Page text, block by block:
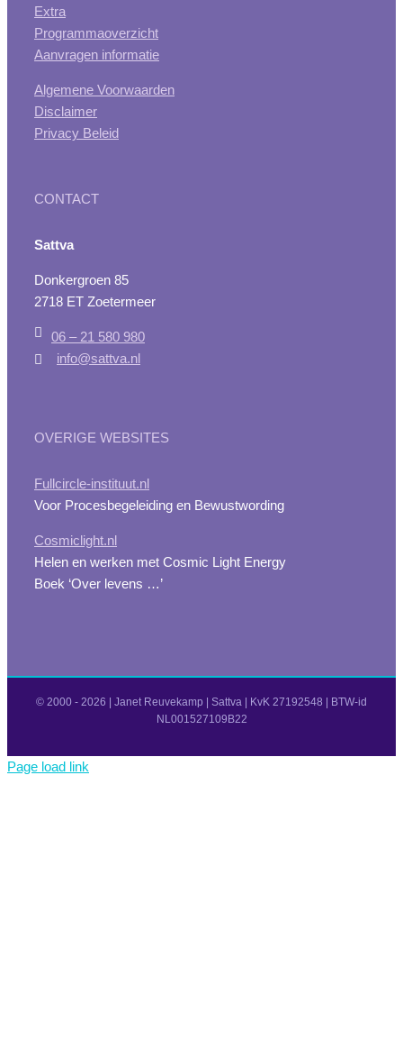
Extra
Programmaoverzicht
Aanvragen informatie
Algemene Voorwaarden
Disclaimer
Privacy Beleid
CONTACT
Sattva
Donkergroen 85
2718 ET Zoetermeer
06 – 21 580 980
info@sattva.nl
OVERIGE WEBSITES
Fullcircle-instituut.nl
Voor Procesbegeleiding en Bewustwording
Cosmiclight.nl
Helen en werken met Cosmic Light Energy
Boek ‘Over levens …’
© 2000 - 2026 | Janet Reuvekamp | Sattva | KvK 27192548 | BTW-id
NL001527109B22
Page load link